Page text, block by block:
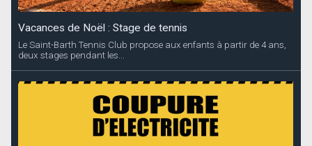
Vacances de Noël : Stage de tennis
Le Saint-Barth Tennis Club propose aux enfants à partir de 4 ans,
deux stages pendant les...